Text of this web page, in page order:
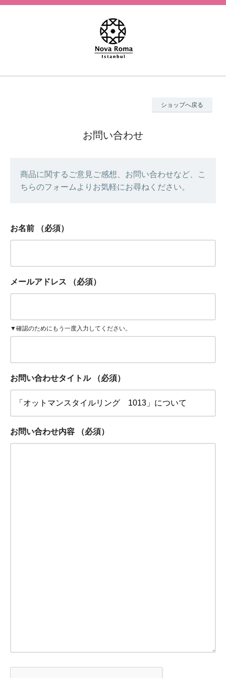
ショップへ戻る
お問い合わせ
商品に関するご意見ご感想、お問い合わせなど、こ
ちらのフォームよりお気軽にお尋ねください。
お名前 （必須）
メールアドレス （必須）
▼確認のためにもう一度入力してください。
お問い合わせタイトル （必須）
お問い合わせ内容 （必須）